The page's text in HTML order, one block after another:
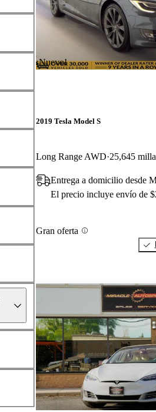
¡Nuevo!
2019 Tesla Model S
Long Range AWD 25,645
Entrega a domicilio desde
El precio incluye envío de
Gran oferta